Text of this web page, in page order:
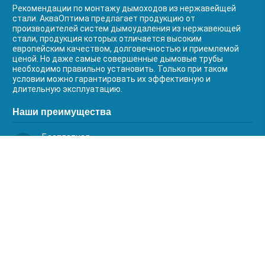
Рекомендации по монтажу дымоходов из нержавейщей
стали. АкваОптима предлагает продукцию от
производителей систем дымоудаления из нержавеющей
стали, продукция которых отличается высоким
европейским качеством, долговечностью и приемлемой
ценой. Но даже самые совершенные дымовые трубы
необходимо правильно установить. Только при таком
условии можно гарантировать их эффективную и
длительную эксплуатацию.
Наши преимущества
Бесплатная